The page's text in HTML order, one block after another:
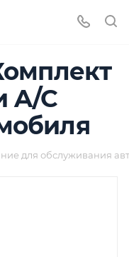
A/C
для обслуживания